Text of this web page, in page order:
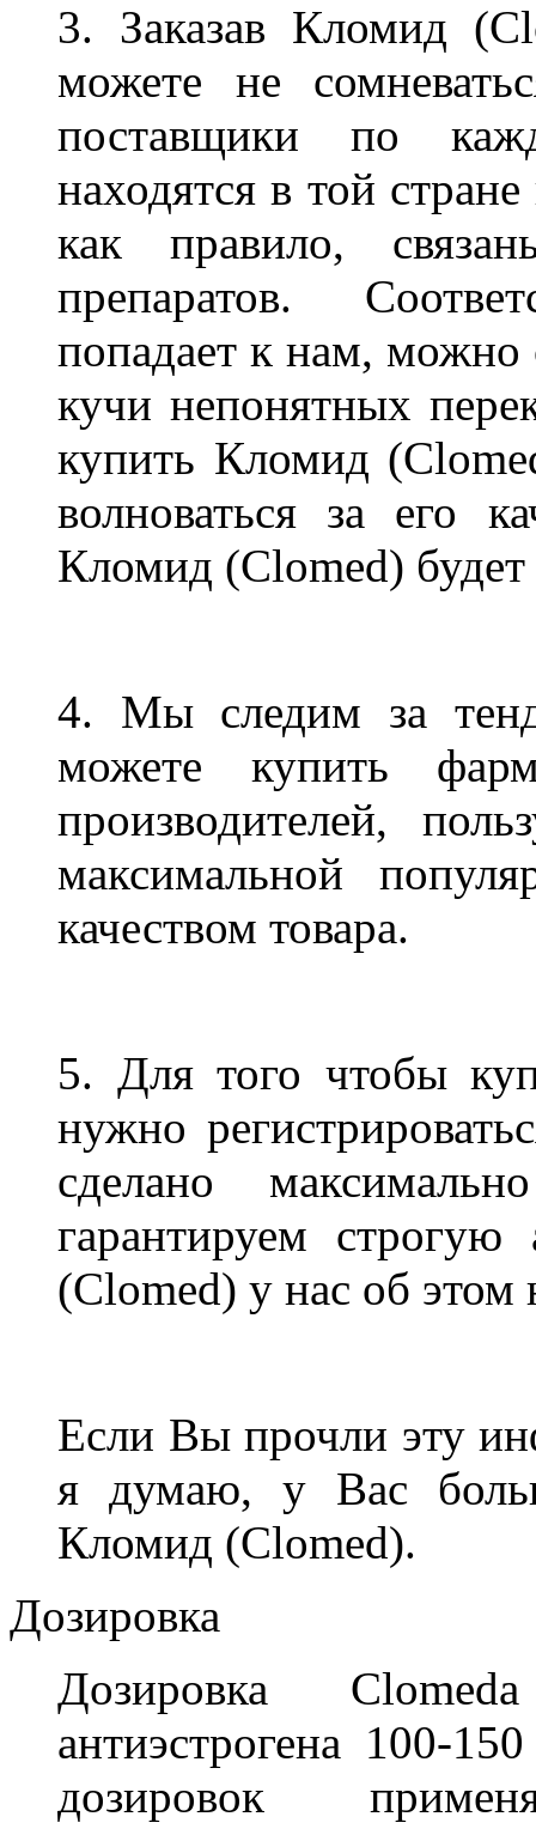
3. Заказав Кломид
можете не
поставщики по
находятся в той
как правило,
препаратов.
попадает к нам, можно
кучи непонятных
купить Кломид
волноваться за его
Кломид (Clomed)
4. Мы следим за
можете купить
производителей,
максимальной
качеством товара.
5. Для того чтобы
нужно
сделано
гарантируем
(Clomed) у нас об этом
Если Вы прочли эту
я думаю, у Вас
Кломид (Clomed).
Дозировка
Дозировка
антиэстрогена 100-
дозировок